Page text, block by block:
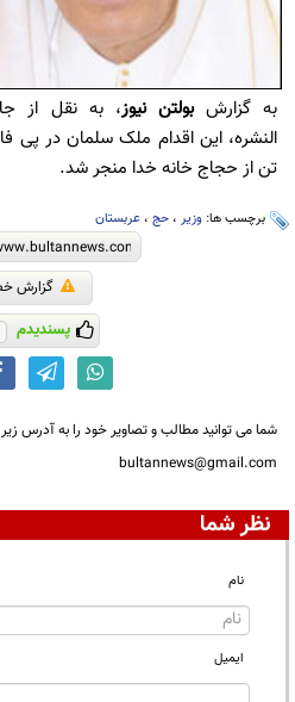
به گزارشبولتن نیوز، به نقل از
النشره، این اقدام ملک سلمان در پی
تن از حجاج خانه خدا منجر شد.
برچسب ها: وزیر ، حج ، عربستان
گزارش
پسندیدم
شما می توانید مطالب و تصاویر خود را به آدرس زیر
bultannews@gmail.com
نظر شما
نام
ایمیل